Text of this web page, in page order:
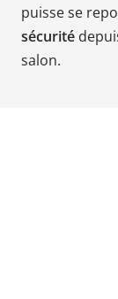
puisse se
sécurité
salon.